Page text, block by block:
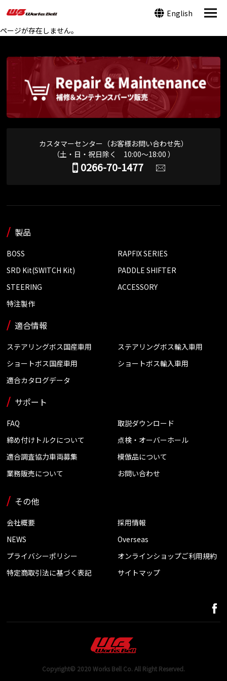
English
ページが存在しません。
カスタマーセンター（お客様お問い合わせ先）
（土・日・祝日除く 10:00～18:00 ）
0266-70-1477
製品
BOSS
RAPFIX SERIES
SRD Kit(SWITCH Kit)
PADDLE SHIFTER
STEERING
ACCESSORY
特注製作
適合情報
ステアリングボス国産車用
ステアリングボス輸入車用
ショートボス国産車用
ショートボス輸入車用
適合カタログデータ
サポート
FAQ
取説ダウンロード
締め付けトルクについて
点検・オーバーホール
適合調査協力車両募集
模倣品について
業務販売について
お問い合わせ
その他
会社概要
採用情報
NEWS
Overseas
プライバシーポリシー
オンラインショップご利用規約
特定商取引法に基づく表記
サイトマップ
Copyright© 2020 Works Bell Co. All Right Reserved.